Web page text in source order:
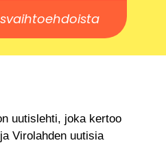
uutislehti, joka kertoo
Virolahden uutisia